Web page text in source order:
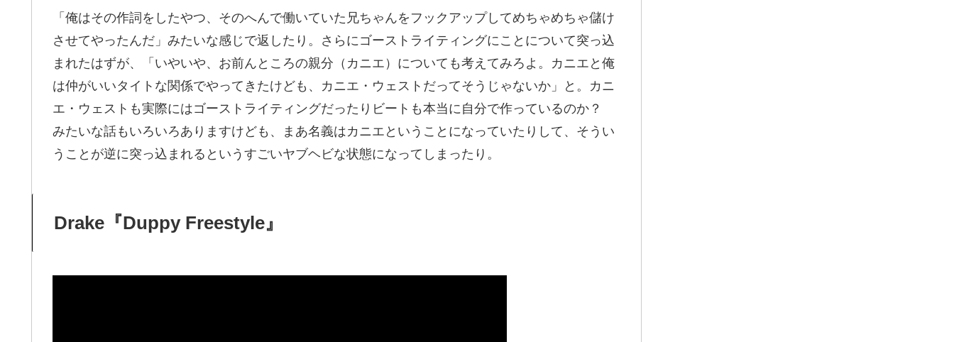
「俺はその作詞をしたやつ、そのへんで働いていた兄ちゃんをフックアップしてめちゃめちゃ儲け
させてやったんだ」みたいな感じで返したり。さらにゴーストライティングにことについて突っ込
まれたはずが、「いやいや、お前んところの親分（カニエ）についても考えてみろよ。カニエと俺
は仲がいいタイトな関係でやってきたけども、カニエ・ウェストだってそうじゃないか」と。カニ
エ・ウェストも実際にはゴーストライティングだったりビートも本当に自分で作っているのか？
みたいな話もいろいろありますけども、まあ名義はカニエということになっていたりして、そうい
うことが逆に突っ込まれるというすごいヤブヘビな状態になってしまったり。
Drake『Duppy Freestyle』